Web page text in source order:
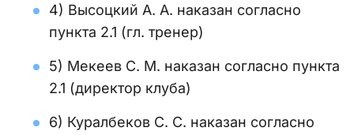
4) Высоцкий А. А. наказан согласно
пункта 2.1 (гл. тренер)
5) Мекеев С. М. наказан согласно пункта
2.1 (директор клуба)
6) Куралбеков С. С. наказан согласно